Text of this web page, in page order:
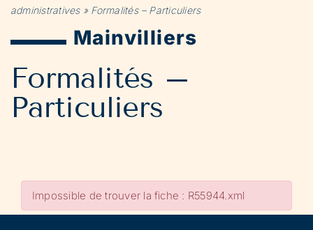
administratives» Formalités – Particuliers
Mainvilliers
Formalités –
Particuliers
Impossible de trouver la fiche : R55944.xml